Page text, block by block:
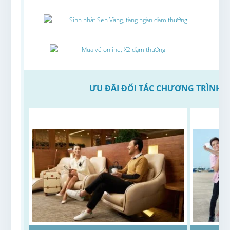
Sinh nhật Sen Vàng, tặng ngàn dặm thưởng
Mua vé online, X2 dặm thưởng
ƯU ĐÃI ĐỐI TÁC CHƯƠNG TRÌNH